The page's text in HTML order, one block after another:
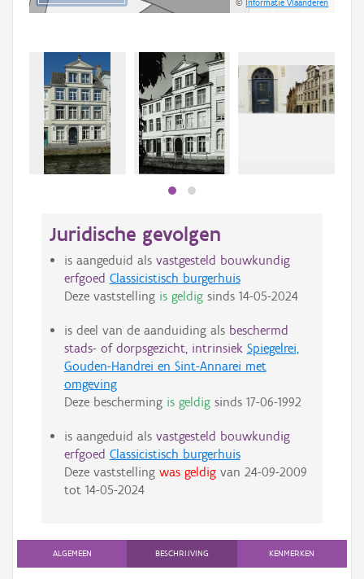
©Informatie Vlaanderen
Juridische gevolgen
is aangeduid als vastgesteld bouwkundig
erfgoed Classicistisch burgerhuis
Deze vaststelling is geldigsinds 14-05-2024
is deel van de aanduiding als beschermd
stads- of dorpsgezicht, intrinsiek Spiegelrei,
Gouden-Handrei en Sint-Annarei met
omgeving
Deze bescherming is geldigsinds 17-06-1992
is aangeduid als vastgesteld bouwkundig
erfgoed Classicistisch burgerhuis
Deze vaststelling was geldigvan 24-09-2009
tot 14-05-2024
ALGEMEEN BESCHRIJVING KENMERKEN